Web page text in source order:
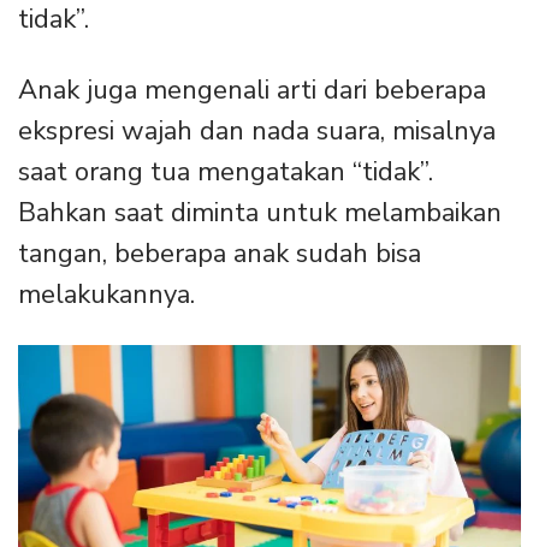
tidak”.
Anak juga mengenali arti dari beberapa
ekspresi wajah dan nada suara, misalnya
saat orang tua mengatakan “tidak”.
Bahkan saat diminta untuk melambaikan
tangan, beberapa anak sudah bisa
melakukannya.